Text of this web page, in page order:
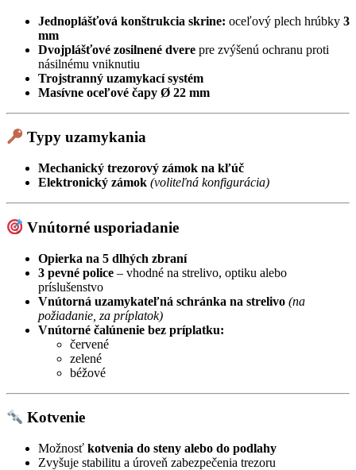
Jednoplášťová konštrukcia skrine: oceľový plech hrúbky 3
mm
Dvojplášťové zosilnené dvere pre zvýšenú ochranu proti
násilnému vniknutiu
Trojstranný uzamykací systém
Masívne oceľové čapy Ø 22 mm
Typy uzamykania
Mechanický trezorový zámok na kľúč
Elektronický zámok (voliteľná konfigurácia)
Vnútorné usporiadanie
Opierka na 5 dlhých zbraní
3 pevné police – vhodné na strelivo, optiku alebo
príslušenstvo
Vnútorná uzamykateľná schránka na strelivo (na
požiadanie, za príplatok)
Vnútorné čalúnenie bez príplatku:
červené
zelené
béžové
Kotvenie
Možnosť kotvenia do steny alebo do podlahy
Zvyšuje stabilitu a úroveň zabezpečenia trezoru